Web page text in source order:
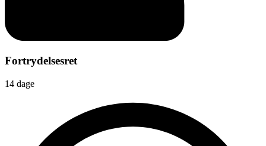
Fortrydelsesret
14 dage